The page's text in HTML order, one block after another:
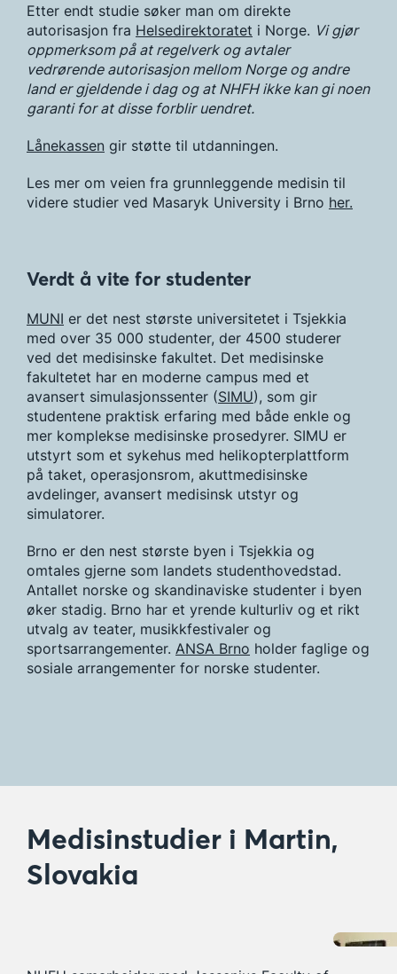
Etter endt studie søker man om direkte
autorisasjon fra Helsedirektoratet i Norge. Vi gjør
oppmerksom på at regelverk og avtaler
vedrørende autorisasjon mellom Norge og andre
land er gjeldende i dag og at NHFH ikke kan gi noen
garanti for at disse forblir uendret.
Lånekassen gir støtte til utdanningen.
Les mer om veien fra grunnleggende medisin til
videre studier ved Masaryk University i Brno her.
Verdt å vite for studenter
MUNI er det nest største universitetet i Tsjekkia
med over 35 000 studenter, der 4500 studerer
ved det medisinske fakultet. Det medisinske
fakultetet har en moderne campus med et
avansert simulasjonssenter (SIMU), som gir
studentene praktisk erfaring med både enkle og
mer komplekse medisinske prosedyrer. SIMU er
utstyrt som et sykehus med helikopterplattform
på taket, operasjonsrom, akuttmedisinske
avdelinger, avansert medisinsk utstyr og
simulatorer.
Brno er den nest største byen i Tsjekkia og
omtales gjerne som landets studenthovedstad.
Antallet norske og skandinaviske studenter i byen
øker stadig. Brno har et yrende kulturliv og et rikt
utvalg av teater, musikkfestivaler og
sportsarrangementer. ANSA Brno holder faglige og
sosiale arrangementer for norske studenter.
Medisinstudier i Martin,
Slovakia